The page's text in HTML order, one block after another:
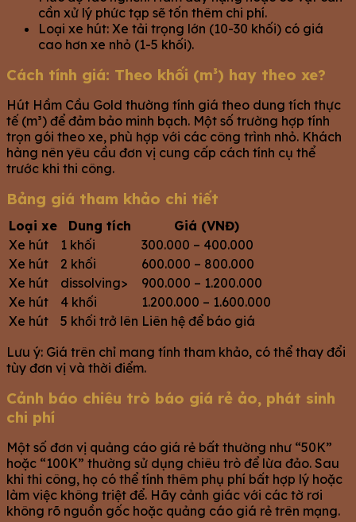
cần xử lý phức tạp sẽ tốn thêm chi phí.
Loại xe hút: Xe tải trọng lớn (10-30 khối) có giá
cao hơn xe nhỏ (1-5 khối).
Cách tính giá: Theo khối (m³) hay theo xe?
Hút Hầm Cầu Gold thường tính giá theo dung tích thực
tế (m³) để đảm bảo minh bạch. Một số trường hợp tính
trọn gói theo xe, phù hợp với các công trình nhỏ. Khách
hàng nên yêu cầu đơn vị cung cấp cách tính cụ thể
trước khi thi công.
Bảng giá tham khảo chi tiết
Loại xe Dung tích
Giá (VNĐ)
Xe hút
1 khối
300.000 – 400.000
Xe hút
2 khối
600.000 – 800.000
Xe hút
dissolving>
900.000 – 1.200.000
Xe hút
4 khối
1.200.000 – 1.600.000
Xe hút
5 khối trở lên Liên hệ để báo giá
Lưu ý: Giá trên chỉ mang tính tham khảo, có thể thay đổi
tùy đơn vị và thời điểm.
Cảnh báo chiêu trò báo giá rẻ ảo, phát sinh
chi phí
Một số đơn vị quảng cáo giá rẻ bất thường như “50K”
hoặc “100K” thường sử dụng chiêu trò để lừa đảo. Sau
khi thi công, họ có thể tính thêm phụ phí bất hợp lý hoặc
làm việc không triệt để. Hãy cảnh giác với các tờ rơi
không rõ nguồn gốc hoặc quảng cáo giá rẻ trên mạng.